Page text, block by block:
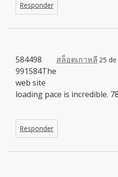
Responder
สล็อตเกาหลี 25
584498
991584The
web site
loading pace is incredible.
Responder